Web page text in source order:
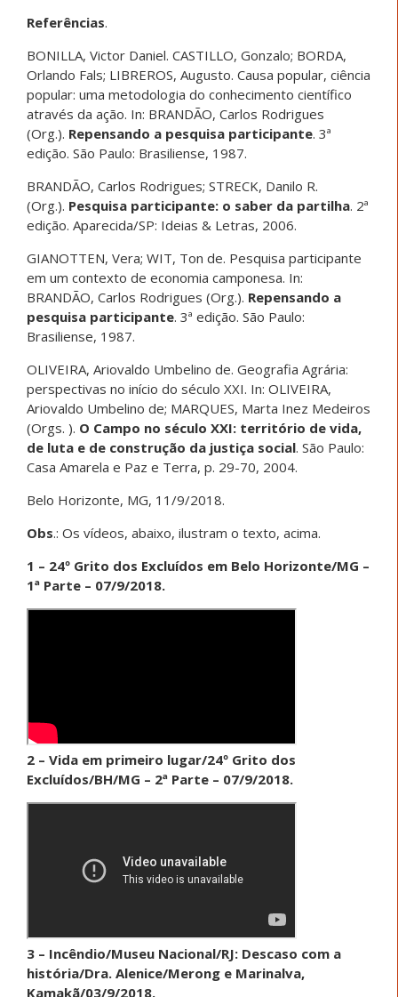
Referências.
BONILLA, Victor Daniel. CASTILLO, Gonzalo; BORDA,
Orlando Fals; LIBREROS, Augusto. Causa popular, ciência
popular: uma metodologia do conhecimento científico
através da ação. In: BRANDÃO, Carlos Rodrigues
(Org.). Repensando a pesquisa participante. 3ª
edição. São Paulo: Brasiliense, 1987.
BRANDÃO, Carlos Rodrigues; STRECK, Danilo R.
(Org.). Pesquisa participante: o saber da partilha. 2ª
edição. Aparecida/SP: Ideias & Letras, 2006.
GIANOTTEN, Vera; WIT, Ton de. Pesquisa participante
em um contexto de economia camponesa. In:
BRANDÃO, Carlos Rodrigues (Org.). Repensando a
pesquisa participante. 3ª edição. São Paulo:
Brasiliense, 1987.
OLIVEIRA, Ariovaldo Umbelino de. Geografia Agrária:
perspectivas no início do século XXI. In: OLIVEIRA,
Ariovaldo Umbelino de; MARQUES, Marta Inez Medeiros
(Orgs. ). O Campo no século XXI: território de vida,
de luta e de construção da justiça social. São Paulo:
Casa Amarela e Paz e Terra, p. 29-70, 2004.
Belo Horizonte, MG, 11/9/2018.
Obs.: Os vídeos, abaixo, ilustram o texto, acima.
1 – 24º Grito dos Excluídos em Belo Horizonte/MG –
1ª Parte – 07/9/2018.
2 – Vida em primeiro lugar/24º Grito dos
Excluídos/BH/MG – 2ª Parte – 07/9/2018.
3 – Incêndio/Museu Nacional/RJ: Descaso com a
história/Dra. Alenice/Merong e Marinalva,
Kamakã/03/9/2018.